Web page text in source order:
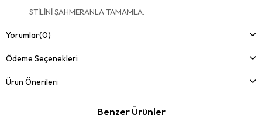
STİLİNİ ŞAHMERANLA TAMAMLA.
Yorumlar(0)
Ödeme Seçenekleri
Ürün Önerileri
Benzer Ürünler